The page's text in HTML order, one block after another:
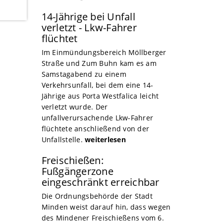
14-Jährige bei Unfall
verletzt - Lkw-Fahrer
flüchtet
Im Einmündungsbereich Möllberger
Straße und Zum Buhn kam es am
Samstagabend zu einem
Verkehrsunfall, bei dem eine 14-
Jährige aus Porta Westfalica leicht
verletzt wurde. Der
unfallverursachende Lkw-Fahrer
flüchtete anschließend von der
Unfallstelle. weiterlesen
Freischießen:
Fußgängerzone
eingeschränkt erreichbar
Die Ordnungsbehörde der Stadt
Minden weist darauf hin, dass wegen
des Mindener Freischießens vom 6.